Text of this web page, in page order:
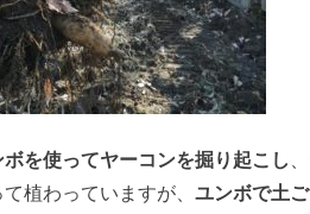
ボを使ってヤーコンを掘り起こし
植わっていますが、 ユンボで土